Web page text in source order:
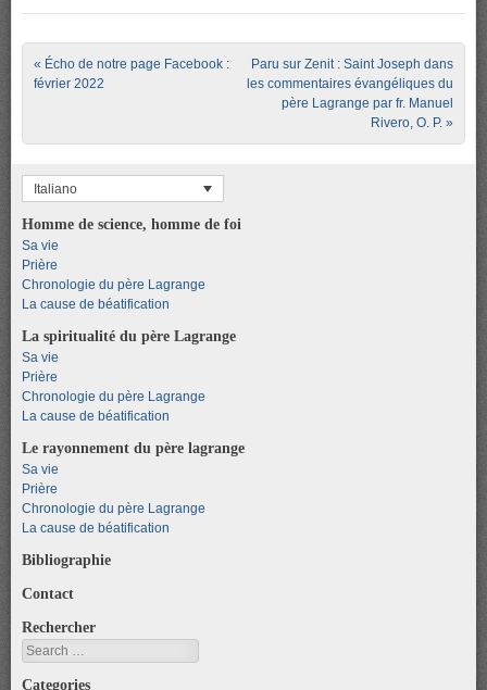
Post navigation
« Écho de notre page Facebook :
février 2022
Paru sur Zenit : Saint Joseph dans
les commentaires évangéliques du
père Lagrange par fr. Manuel
Rivero, O. P. »
Italiano
Homme de science, homme de foi
Sa vie
Prière
Chronologie du père Lagrange
La cause de béatification
La spiritualité du père Lagrange
Sa vie
Prière
Chronologie du père Lagrange
La cause de béatification
Le rayonnement du père lagrange
Sa vie
Prière
Chronologie du père Lagrange
La cause de béatification
Bibliographie
Contact
Rechercher
Search
Categories